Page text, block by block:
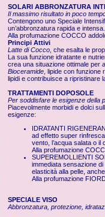
SOLARI ABBRONZATURA
Il massimo risultato in poco
Contengono uno Speciale
un’abbronzatura rapida e intensa.
Alla profumazione COCCO
Principi Attivi
Latte di Cocco , che esalta le
La sua funzione idratante e
crea una situazione ottimale per
Bioceramide , lipide con
lipidi e contribuisce a ripristinare
TRATTAMENTI DOPOSOLE
Per soddisfare le esigenze della
Piacevolmente morbidi e dolci
esigenze:
IDRATANTI
ad effetto super
vento, l’acqua salata o il
Alla profumazione
SUPEREMOLLIENTI
immediata sensazione
elasticità alla pelle,
Alla profumazione
SPECIALE VISO
Abbronzatura, protezione,